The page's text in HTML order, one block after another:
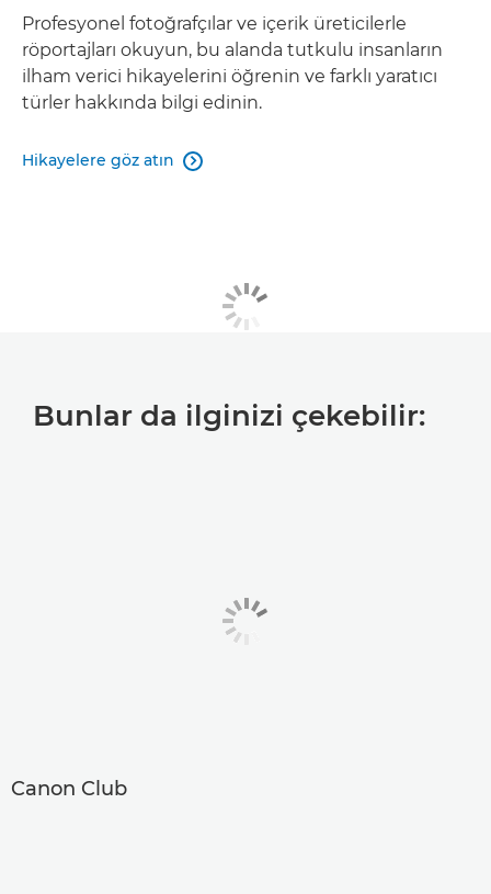
Profesyonel fotoğrafçılar ve içerik üreticilerle
röportajları okuyun, bu alanda tutkulu insanların
ilham verici hikayelerini öğrenin ve farklı yaratıcı
türler hakkında bilgi edinin.
Hikayelere göz atın 
Bunlar da ilginizi çekebilir:
Canon Club